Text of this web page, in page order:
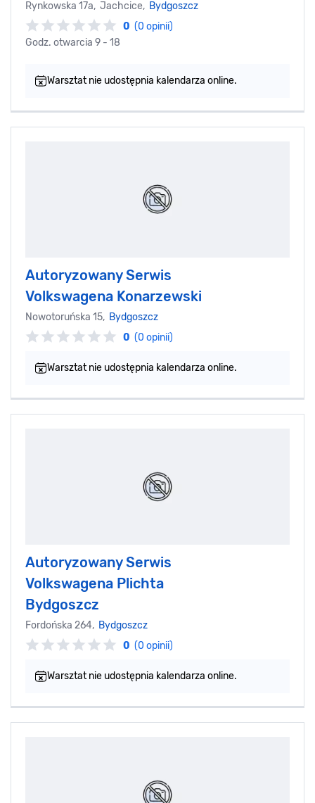
Rynkowska 17a, Jachcice, Bydgoszcz
0 (0 opinii)
Godz. otwarcia 9 - 18
Warsztat nie udostępnia kalendarza online.
Autoryzowany Serwis
Volkswagena Konarzewski
Nowotoruńska 15, Bydgoszcz
0 (0 opinii)
Warsztat nie udostępnia kalendarza online.
Autoryzowany Serwis
Volkswagena Plichta
Bydgoszcz
Fordońska 264, Bydgoszcz
0 (0 opinii)
Warsztat nie udostępnia kalendarza online.